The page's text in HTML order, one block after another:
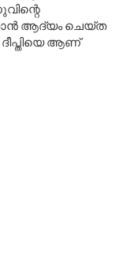
ആദ്യം ചെയ്ത
ആണ്